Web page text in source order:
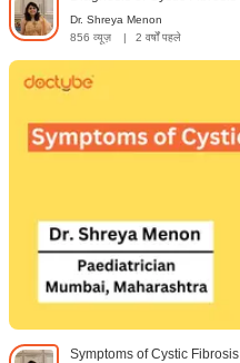
Dr. Shreya Menon
856 व्यूज़
| 2 वर्षों पहले
Symptoms of Cystic Fibrosis